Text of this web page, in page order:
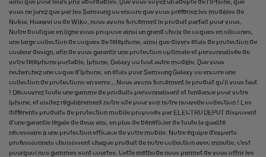
vous ne jurez que par les Samsung ou encore que vous préfériez les modèles de
Nokia, Huawei ou de Wiko, nous avons forcément le produit parfait pour vous.
Notre boutique en ligne vous propose ainsi un grand choix de coques en silicones,
une large collection de coques de téléphone, ainsi que divers étuis de protection de
couleur design, afin de vous garantir une protection optimale et personnalisée de
votre téléphone portable, Iphone, Galaxy ou tout autre modèle. Que vous
recherchez une coque d'Iphone, un étuis pour Samsung Galaxy ou encore une
collection de protections en verre... Nous avons forcément le produit qu'il vous faut
! Découvrez toute une gamme de produits personnalisant et tendance pour votre
Iphone, et visitez régulièrement notre site pour voir notre nouvelle collection ! Les
différents produits de protection mobile proposés par ELECTRO DEPOT disposent
d’une garantie légale de deux ans, en plus de bénéficier de toute la qualité
nécessaire à une protection efficace de votre mobile. Notre équipe d’experts
professionnels choisissent chaque produit de notre collection avec minutie, c’est
pourquoi nos gammes sont courtes. Cette méthode nous permet de vous offrir les